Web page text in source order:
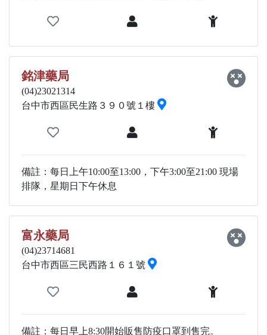
銘津藥局
(04)23021314
台中市西區民生路３９０號１樓
備註：每日上午10:00至13:00，下午3:00至21:00 現場
排隊，星期日下午休息
富永藥局
(04)23714681
台中市西區三民西路１６１號
備註：每日早上8:30開始販售防疫口罩到售完。